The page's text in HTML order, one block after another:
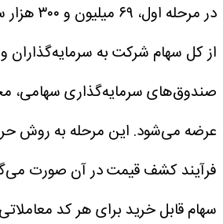
از کل سهام شرکت به
صندوق‌های سرمایه‌گذاری سهامی،
عرضه می‌شود. این مرحله به روش
فرآیند کشف قیمت در آن صورت